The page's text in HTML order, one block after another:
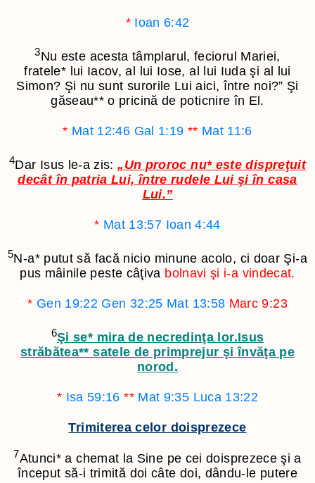
* Ioan 6:42
3Nu este acesta tâmplarul, feciorul Mariei,
fratele* lui Iacov, al lui Iose, al lui Iuda şi al lui
Simon? Şi nu sunt surorile Lui aici, între noi?” Şi
găseau** o pricină de poticnire în El.
* Mat 12:46 Gal 1:19 ** Mat 11:6
4Dar Isus le-a zis:„Un proroc nu* este dispreţuit
decât în patria Lui, între rudele Lui şi în casa
Lui.”
* Mat 13:57 Ioan 4:44
5N-a*putut să facă nicio minune acolo, ci doar Şi-a
pus mâinile peste câţiva bolnavi şi i-a vindecat.
* Gen 19:22 Gen 32:25 Mat 13:58 Marc 9:23
6Şi se* mira de necredinţa lor.Isus
străbătea** satele de primprejur şi învăţa pe
norod.
* Isa 59:16 ** Mat 9:35 Luca 13:22
Trimiterea celor doisprezece
7Atunci* a chemat la Sine pe cei doisprezece şi a
început să-i trimită doi câte doi, dându-le putere